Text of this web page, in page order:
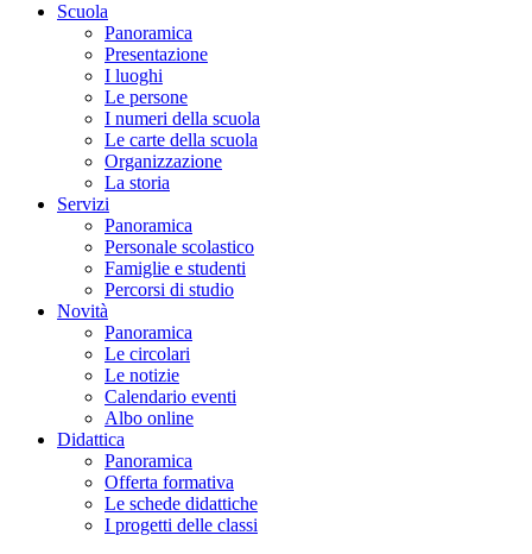
Scuola
Panoramica
Presentazione
I luoghi
Le persone
I numeri della scuola
Le carte della scuola
Organizzazione
La storia
Servizi
Panoramica
Personale scolastico
Famiglie e studenti
Percorsi di studio
Novità
Panoramica
Le circolari
Le notizie
Calendario eventi
Albo online
Didattica
Panoramica
Offerta formativa
Le schede didattiche
I progetti delle classi